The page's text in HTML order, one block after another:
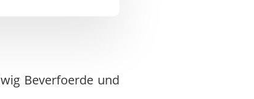
Beverfoerde und